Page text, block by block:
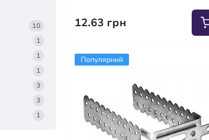
10
1
1
1
3
3
1
12.63 грн
Популярний